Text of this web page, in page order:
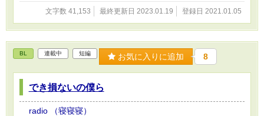
文字数 41,153 最終更新日 2023.01.19 登録日 2021.01.05
BL 連載中 短編 お気に入りに追加 8
でき損ないの僕ら
radio （寝寝寝）